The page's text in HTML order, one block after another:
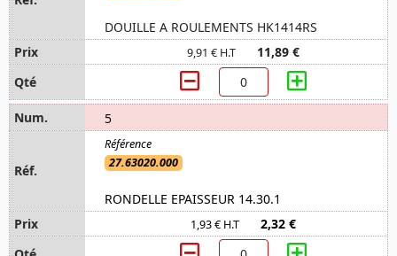
DOUILLE A ROULEMENTS HK1414RS
9,91 € H.T 11,89 €
5
27.63020.000
RONDELLE EPAISSEUR 14.30.1
1,93 € H.T 2,32 €